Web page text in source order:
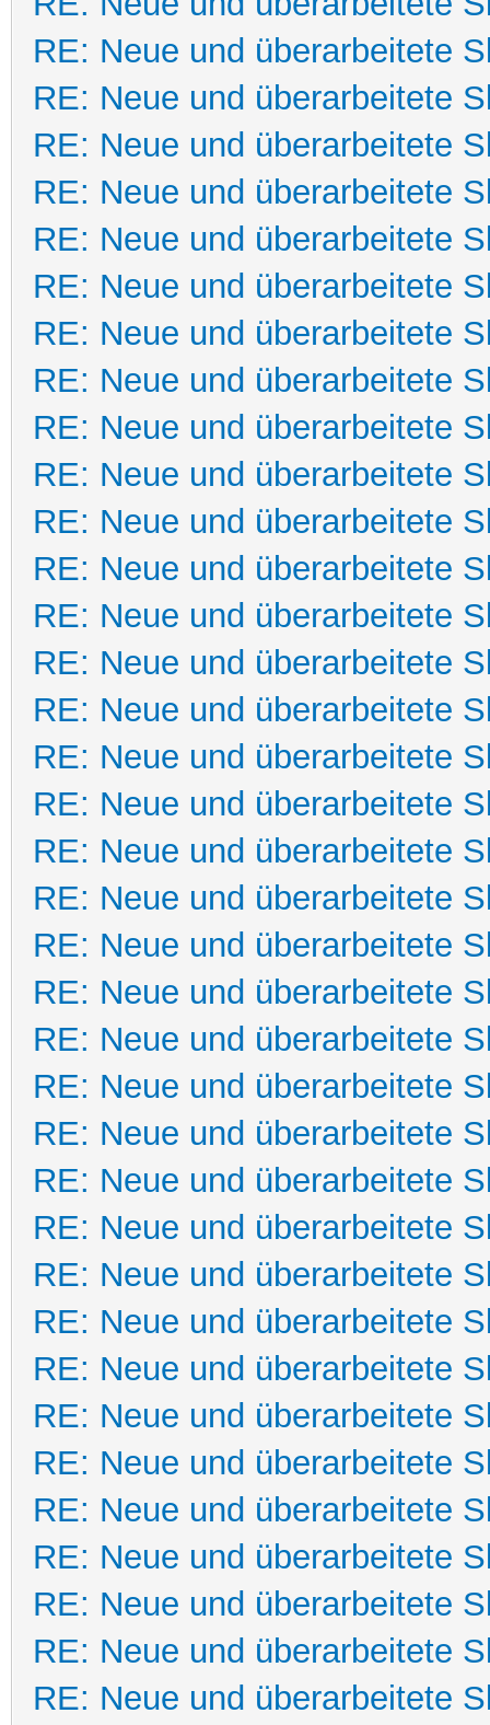
RE: Neue und überarbeitete
RE: Neue und überarbeitete
RE: Neue und überarbeitete
RE: Neue und überarbeitete
RE: Neue und überarbeitete
RE: Neue und überarbeitete
RE: Neue und überarbeitete
RE: Neue und überarbeitete
RE: Neue und überarbeitete
RE: Neue und überarbeitete
RE: Neue und überarbeitete
RE: Neue und überarbeitete
RE: Neue und überarbeitete
RE: Neue und überarbeitete
RE: Neue und überarbeitete
RE: Neue und überarbeitete
RE: Neue und überarbeitete
RE: Neue und überarbeitete
RE: Neue und überarbeitete
RE: Neue und überarbeitete
RE: Neue und überarbeitete
RE: Neue und überarbeitete
RE: Neue und überarbeitete
RE: Neue und überarbeitete
RE: Neue und überarbeitete
RE: Neue und überarbeitete
RE: Neue und überarbeitete
RE: Neue und überarbeitete
RE: Neue und überarbeitete
RE: Neue und überarbeitete
RE: Neue und überarbeitete
RE: Neue und überarbeitete
RE: Neue und überarbeitete
RE: Neue und überarbeitete
RE: Neue und überarbeitete
RE: Neue und überarbeitete